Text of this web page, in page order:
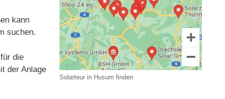
Solarteur in Husum finden
kann
suchen.
die
der Anlage